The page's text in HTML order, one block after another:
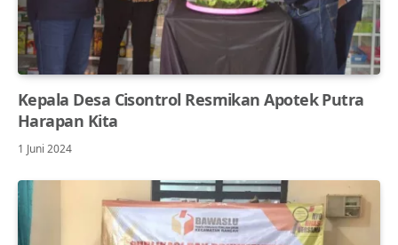
Kepala Desa Cisontrol Resmikan Apotek Putra
Harapan Kita
1 Juni 2024